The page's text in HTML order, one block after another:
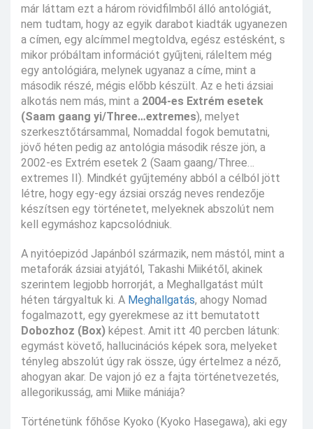
már láttam ezt a három rövidfilmből álló antológiát,
nem tudtam, hogy az egyik darabot kiadták ugyanezen
a címen, egy alcímmel megtoldva, egész estésként, s
mikor próbáltam információt gyűjteni, ráleltem még
egy antológiára, melynek ugyanaz a címe, mint a
második részé, mégis előbb készült. Az e heti ázsiai
alkotás nem más, mint a 2004-es Extrém esetek
(Saam gaang yi/Three…extremes), melyet
szerkesztőtársammal, Nomaddal fogok bemutatni,
jövő héten pedig az antológia második része jön, a
2002-es Extrém esetek 2 (Saam gaang/Three…
extremes II). Mindkét gyűjtemény abból a célból jött
létre, hogy egy-egy ázsiai ország neves rendezője
készítsen egy történetet, melyeknek abszolút nem
kell egymáshoz kapcsolódniuk.
A nyitóepizód Japánból származik, nem mástól, mint a
metaforák ázsiai atyjától, Takashi Miikétől, akinek
szerintem legjobb horrorját, a Meghallgatást múlt
héten tárgyaltuk ki. A Meghallgatás, ahogy Nomad
fogalmazott, egy gyerekmese az itt bemutatott
Dobozhoz (Box) képest. Amit itt 40 percben látunk:
egymást követő, hallucinációs képek sora, melyeket
tényleg abszolút úgy rak össze, úgy értelmez a néző,
ahogyan akar. De vajon jó ez a fajta történetvezetés,
allegorikusság, ami Miike mániája?
Történetünk főhőse Kyoko (Kyoko Hasegawa), aki egy